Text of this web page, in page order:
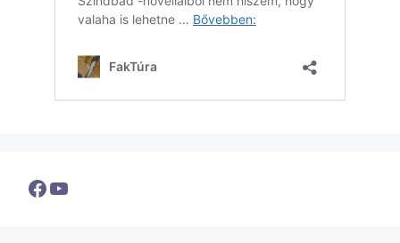
Facebook
YouTube